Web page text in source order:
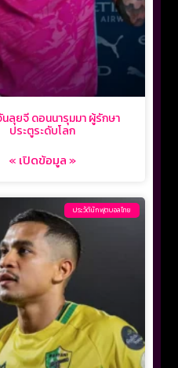
นลุยจี ดอนนารุมมา ผู้รักษา
ประตูระดับโลก
« เปิดข้อมูล »
ประวัตินักฟุตบอลไทย